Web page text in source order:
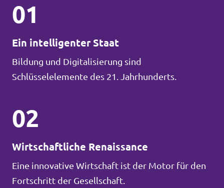
01
Ein intelligenter Staat
Bildung und Digitalisierung sind
Schlüsselelemente des 21. Jahrhunderts.
02
Wirtschaftliche Renaissance
Eine innovative Wirtschaft ist der Motor für den
Fortschritt der Gesellschaft.